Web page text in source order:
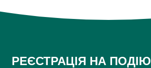
РЕЄСТРАЦІЯ НА ПОДІЮ